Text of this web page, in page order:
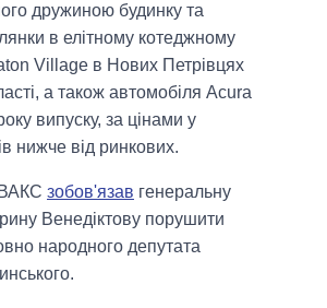
дружиною будинку та
в елітному котеджному
Village в Нових Петрівцях
а також автомобіля Acura
випуску, за цінами у
нижче від ринкових.
зобов'язав генеральну
Венедіктову порушити
народного депутата